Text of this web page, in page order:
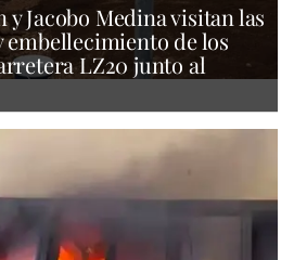
y Jacobo Medina visitan las
embellecimiento de los
LZ20 junto al